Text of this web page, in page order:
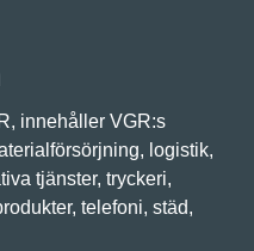
innehåller VGR:s
logistik,
tjänster, tryckeri,
telefoni, städ,